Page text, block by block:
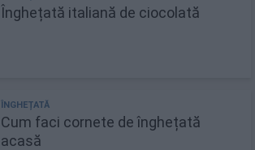
Înghețată italiană de ciocolată
Cum faci cornete de înghețată
acasă